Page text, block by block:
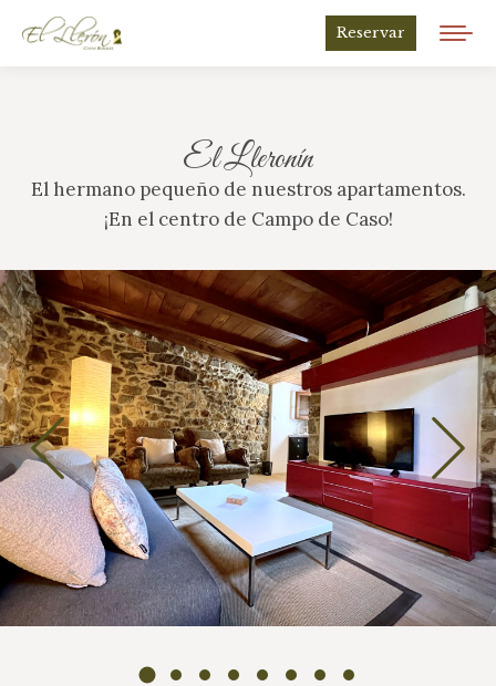
Reservar
El Lleronín
El hermano pequeño de nuestros apartamentos.
¡En el centro de Campo de Caso!